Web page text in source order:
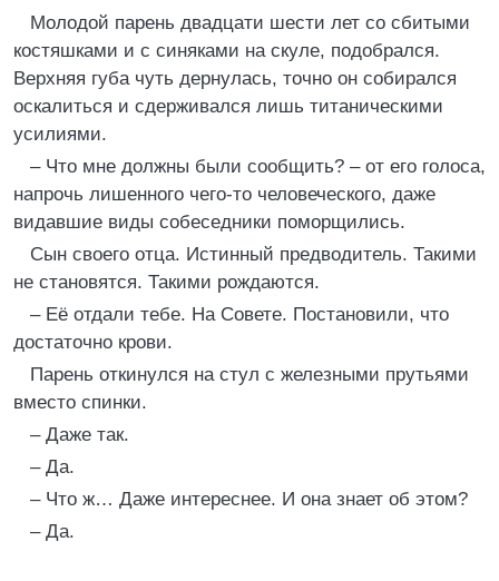
Молодой парень двадцати шести лет со сбитыми
костяшками и с синяками на скуле, подобрался.
Верхняя губа чуть дернулась, точно он собирался
оскалиться и сдерживался лишь титаническими
усилиями.
– Что мне должны были сообщить? – от его голоса,
напрочь лишенного чего-то человеческого, даже
видавшие виды собеседники поморщились.
Сын своего отца. Истинный предводитель. Такими
не становятся. Такими рождаются.
– Её отдали тебе. На Совете. Постановили, что
достаточно крови.
Парень откинулся на стул с железными прутьями
вместо спинки.
– Даже так.
– Да.
– Что ж… Даже интереснее. И она знает об этом?
– Да.